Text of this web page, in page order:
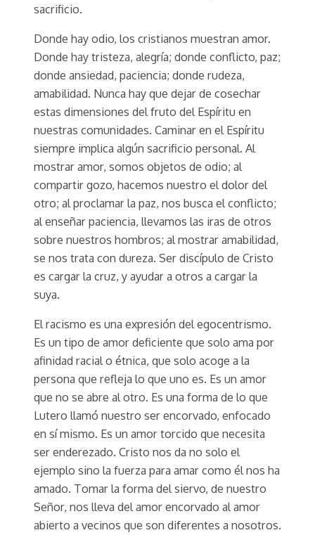
sacrificio.
Donde hay odio, los cristianos muestran amor.
Donde hay tristeza, alegría; donde conflicto, paz;
donde ansiedad, paciencia; donde rudeza,
amabilidad. Nunca hay que dejar de cosechar
estas dimensiones del fruto del Espíritu en
nuestras comunidades. Caminar en el Espíritu
siempre implica algún sacrificio personal. Al
mostrar amor, somos objetos de odio; al
compartir gozo, hacemos nuestro el dolor del
otro; al proclamar la paz, nos busca el conflicto;
al enseñar paciencia, llevamos las iras de otros
sobre nuestros hombros; al mostrar amabilidad,
se nos trata con dureza. Ser discípulo de Cristo
es cargar la cruz, y ayudar a otros a cargar la
suya.
El racismo es una expresión del egocentrismo.
Es un tipo de amor deficiente que solo ama por
afinidad racial o étnica, que solo acoge a la
persona que refleja lo que uno es. Es un amor
que no se abre al otro. Es una forma de lo que
Lutero llamó nuestro ser encorvado, enfocado
en sí mismo. Es un amor torcido que necesita
ser enderezado. Cristo nos da no solo el
ejemplo sino la fuerza para amar como él nos ha
amado. Tomar la forma del siervo, de nuestro
Señor, nos lleva del amor encorvado al amor
abierto a vecinos que son diferentes a nosotros.